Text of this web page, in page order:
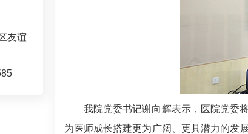
友谊
我院党委书记谢向辉表示，医院党委
为医师成长搭建更为广阔、更具潜力的发